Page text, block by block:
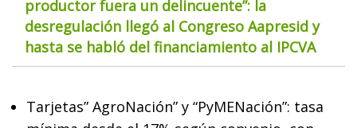
productor fuera un delincuente”: la
desregulación llegó al Congreso Aapresid y
hasta se habló del financiamiento al IPCVA
Tarjetas” AgroNación” y “PyMENación”: tasa